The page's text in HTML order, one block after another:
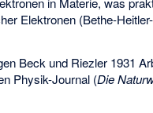
Elektronen (Bethe-
Beck und Riezler 1931
Physik-Journal (Die